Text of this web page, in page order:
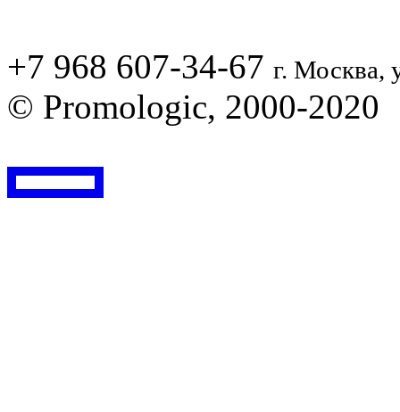
+7 968 607-34-67 г. Москва,
© Promologic, 2000-2020